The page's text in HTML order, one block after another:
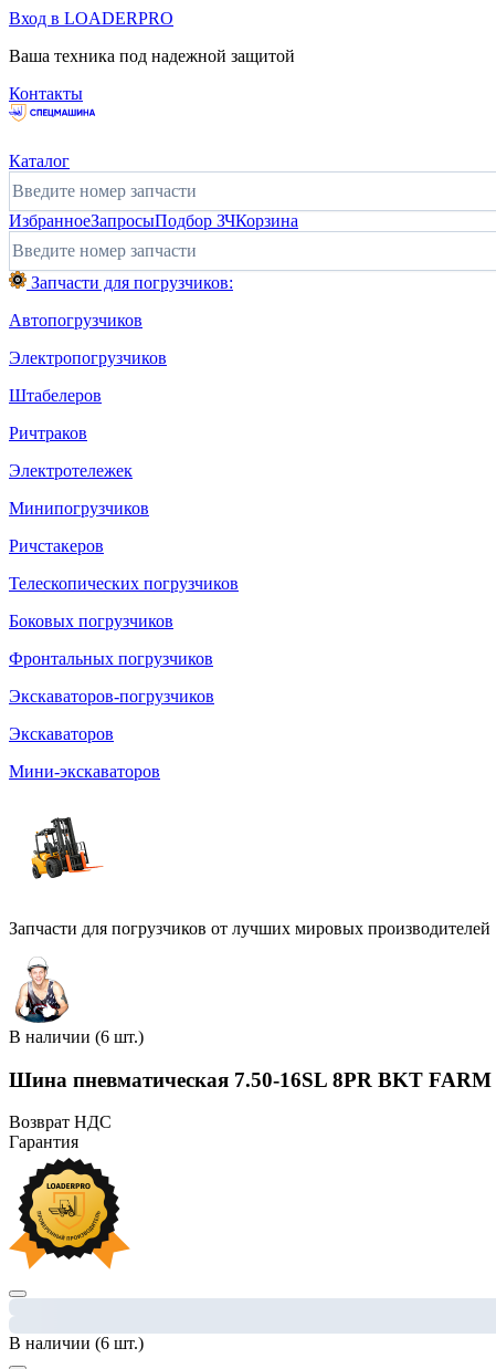
Вход в LOADERPRO
Ваша техника под надежной защитой
Контакты
Каталог
ИзбранноеЗапросыПодбор ЗЧКорзина
Запчасти для погрузчиков:
Автопогрузчиков
Электропогрузчиков
Штабелеров
Ричтраков
Электротележек
Минипогрузчиков
Ричстакеров
Телескопических погрузчиков
Боковых погрузчиков
Фронтальных погрузчиков
Экскаваторов-погрузчиков
Экскаваторов
Мини-экскаваторов
Запчасти для погрузчиков от лучших мировых производителей
В наличии (6 шт.)
Шина пневматическая 7.50-16SL 8PR BKT
Возврат НДС
Гарантия
В наличии (6 шт.)